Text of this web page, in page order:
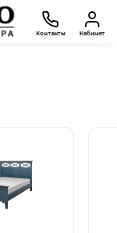
Контакты Кабинет